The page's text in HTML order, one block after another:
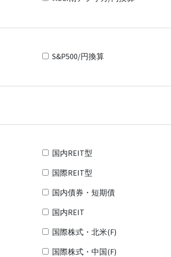
S&P500/円換算
国内REIT型
国際REIT型
国内債券・短期債
国内REIT
国際株式・北米(F)
国際株式・中国(F)